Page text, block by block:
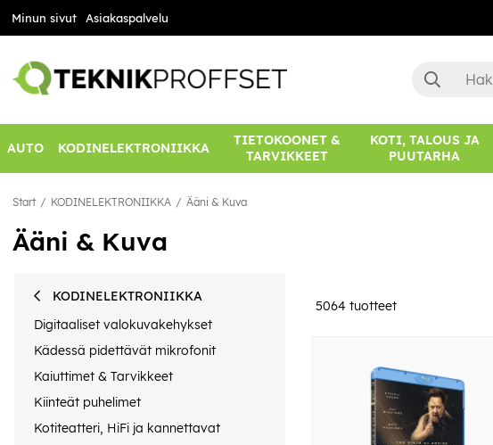
Minun sivut Asiakaspalvelu
AUTO KODINELEKTRONIIKKA
TIETOKOONET &
TARVIKKEET
KOTI, TALOUS JA
PUUTARHA
Start KODINELEKTRONIIKKA Ääni & Kuva
Ääni & Kuva
KODINELEKTRONIIKKA
Digitaaliset valokuvakehykset
Kädessä pidettävät mikrofonit
Kaiuttimet & Tarvikkeet
Kiinteät puhelimet
Kotiteatteri, HiFi ja kannettavat
5064 tuotteet